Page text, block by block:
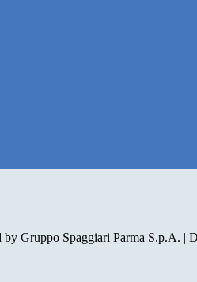
Gruppo Spaggiari Parma S.p.A.